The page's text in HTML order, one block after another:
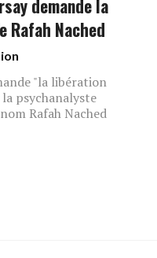
demande la
Rafah Nached
"la libération
psychanalyste
Rafah Nached